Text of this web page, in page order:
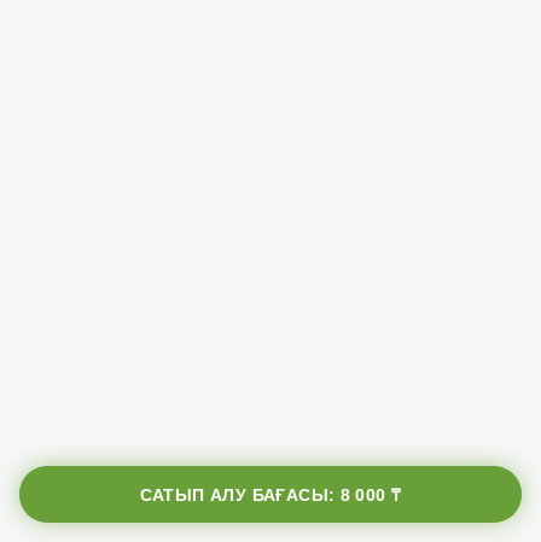
САТЫП АЛУ БАҒАСЫ: 8 000 ₸